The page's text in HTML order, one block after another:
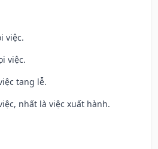
việc.
việc.
tang lễ.
nhất là việc xuất hành.